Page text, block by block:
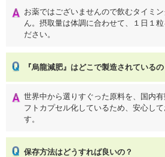
お薬ではございませんので飲むタイミ
ん。摂取量は体調に合わせて、１日１
ださい。
『烏龍減肥』はどこで製造されているの
世界中から選りすぐった原料を、国内
フトカプセル化しているため、安心し
す。
保存方法はどうすれば良いの？